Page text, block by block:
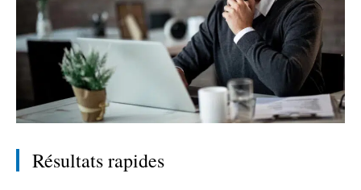
Résultats rapides